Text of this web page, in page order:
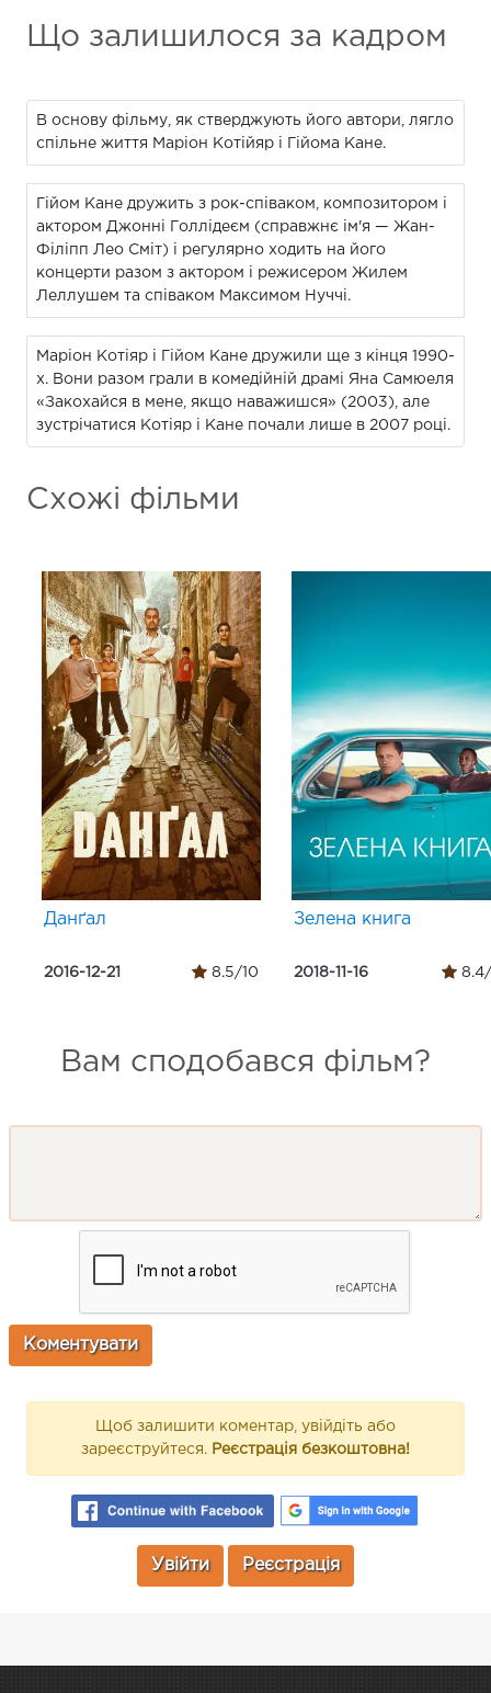
Що залишилося за кадром
В основу фільму, як стверджують його автори, лягло
спільне життя Маріон Котійяр і Гійома Кане.
Гійом Кане дружить з рок-співаком, композитором і
актором Джонні Голлідеєм (справжнє ім'я — Жан-
Філіпп Лео Сміт) і регулярно ходить на його
концерти разом з актором і режисером Жилем
Леллушем та співаком Максимом Нуччі.
Маріон Котіяр і Гійом Кане дружили ще з кінця 1990-
х. Вони разом грали в комедійній драмі Яна Самюеля
«Закохайся в мене, якщо наважишся» (2003), але
зустрічатися Котіяр і Кане почали лише в 2007 році.
Схожі фільми
Данґал
2016-12-21 8.5/10
Зелена книга
2018-11-16 8.4/
Вам сподобався фільм?
Щоб залишити коментар, увійдіть або
зареєструйтеся. Реєстрація безкоштовна!
Увійти Реєстрація